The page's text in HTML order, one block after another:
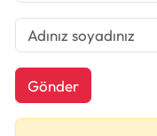
Gönder